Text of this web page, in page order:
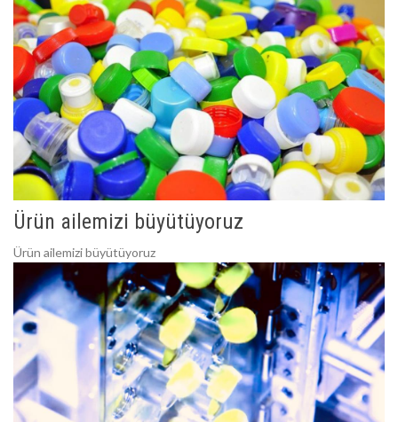
Ürün ailemizi büyütüyoruz
Ürün ailemizi büyütüyoruz